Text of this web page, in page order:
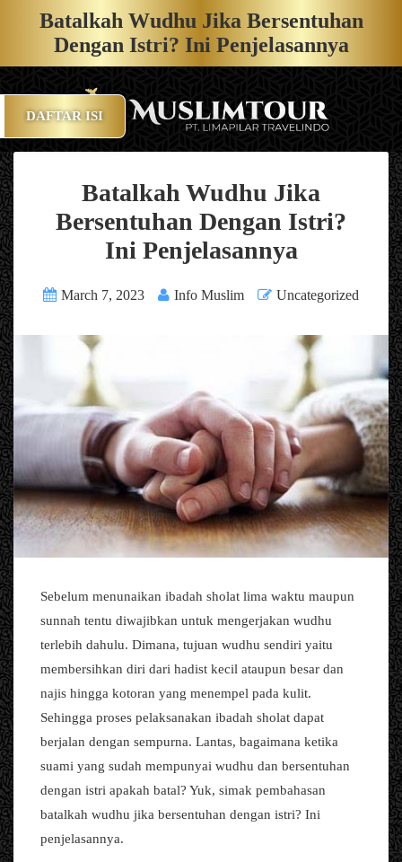
Batalkah Wudhu Jika Bersentuhan
Dengan Istri? Ini Penjelasannya
Batalkah Wudhu Jika
Bersentuhan Dengan Istri?
Ini Penjelasannya
March 7, 2023 Info Muslim Uncategorized
Sebelum menunaikan ibadah sholat lima waktu maupun
sunnah tentu diwajibkan untuk mengerjakan wudhu
terlebih dahulu. Dimana, tujuan wudhu sendiri yaitu
membersihkan diri dari hadist kecil ataupun besar dan
najis hingga kotoran yang menempel pada kulit.
Sehingga proses pelaksanakan ibadah sholat dapat
berjalan dengan sempurna. Lantas, bagaimana ketika
suami yang sudah mempunyai wudhu dan bersentuhan
dengan istri apakah batal? Yuk, simak pembahasan
batalkah wudhu jika bersentuhan dengan istri? Ini
penjelasannya.
DAFTAR ISI